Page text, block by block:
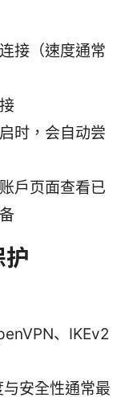
接（速度通常
时，会自动尝
户页面查看已
、IKEv2
安全性通常最